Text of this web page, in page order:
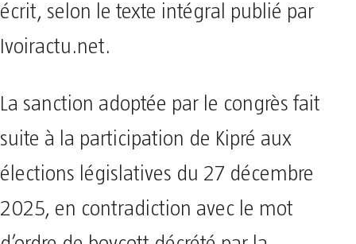
écrit, selon le texte intégral publié par
Ivoiractu.net.
La sanction adoptée par le congrès fait
suite à la participation de Kipré aux
élections législatives du 27 décembre
2025, en contradiction avec le mot